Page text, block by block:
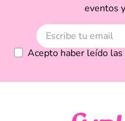
eventos
Acepto haber leído las